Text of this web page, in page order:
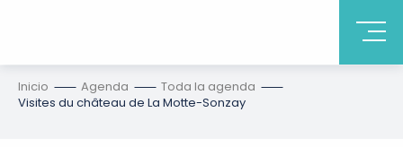
Inicio Agenda
Toda la agenda
Visites du château de La Motte-Sonzay